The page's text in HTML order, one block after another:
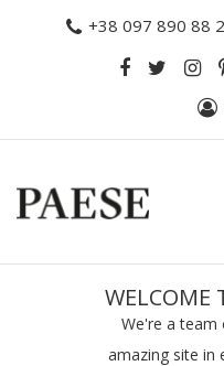
+38 097 890 88
WELCOME
We're a team
amazing site in